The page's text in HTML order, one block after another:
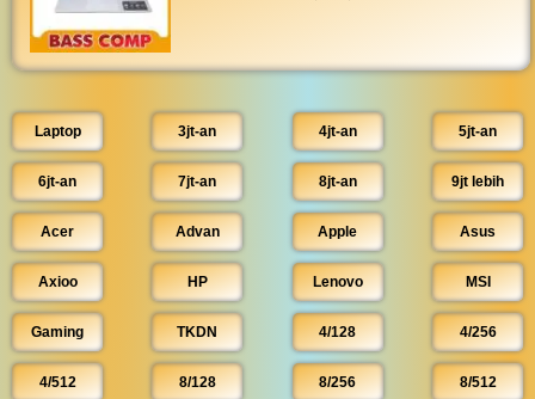
Laptop 3jt-an 4jt-an 5jt-an
6jt-an 7jt-an 8jt-an 9jt lebih
Acer Advan Apple Asus
Axioo HP Lenovo MSI
Gaming TKDN 4/128 4/256
4/512 8/128 8/256 8/512